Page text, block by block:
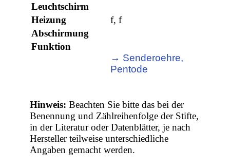
Leuchtschirm
Heizung
f, f
Abschirmung
Funktion
→ Senderoehre,
Pentode
Hinweis: Beachten Sie bitte das bei der
Benennung und Zählreihenfolge der Stifte,
in der Literatur oder Datenblätter, je nach
Hersteller teilweise unterschiedliche
Angaben gemacht werden.